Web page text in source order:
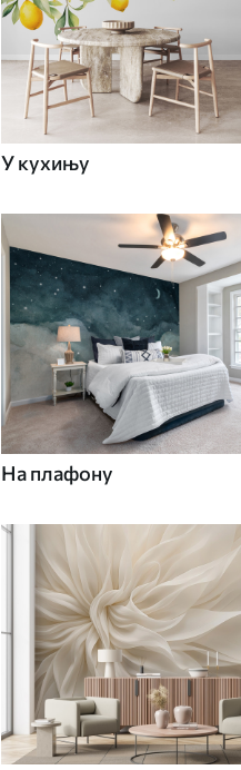
У кухињу
На плафону